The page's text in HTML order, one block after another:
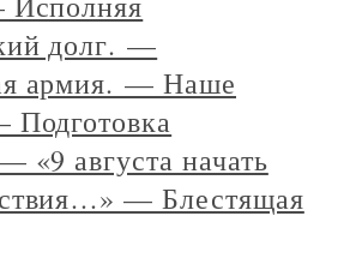
долг. —
армия. — Наше
«9 августа начать
— Блестящая